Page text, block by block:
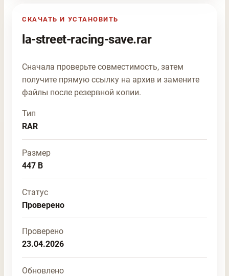
СКАЧАТЬ И УСТАНОВИТЬ
la-street-racing-save.rar
Сначала проверьте совместимость, затем
получите прямую ссылку на архив и замените
файлы после резервной копии.
Тип
RAR
Размер
447 B
Статус
Проверено
Проверено
23.04.2026
Обновлено